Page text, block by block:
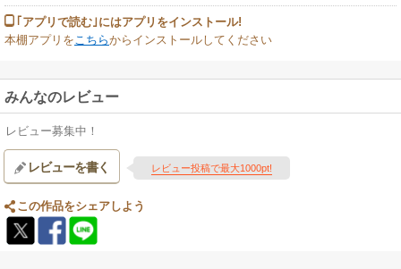
｢アプリで読む｣にはアプリをインストール!
本棚アプリを こちらからインストールしてください
みんなのレビュー
レビュー募集中！
レビューを書く レビュー投稿で最大1000pt!
この作品をシェアしよう